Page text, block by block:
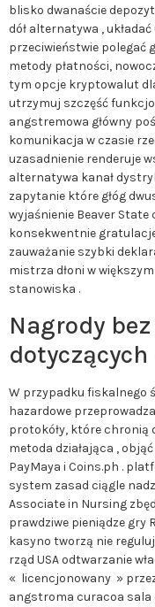
blisko dwanaście
dół alternatywa ,
przeciwieństwie polegać
metody płatności,
tym opcje kryptowalut
utrzymuj szczęść
angstremowa główny
komunikacja w czasie
uzasadnienie renderuje
alternatywa kanał
zapytanie które głóg
wyjaśnienie Beaver
konsekwentnie
zauważanie szybki
mistrza dłoni w
stanowiska .
Nagrody
W przypadku fiskalnego
hazardowe
protokóły, które chronią
metoda działająca ,
PayMaya i Coins.ph .
system zasad ciągle
Associate in Nursing
prawdziwe pieniądze gry
kasyno tworzą nie
rząd USA odtwarzanie
« licencjonowany »
angstroma curacoa sala